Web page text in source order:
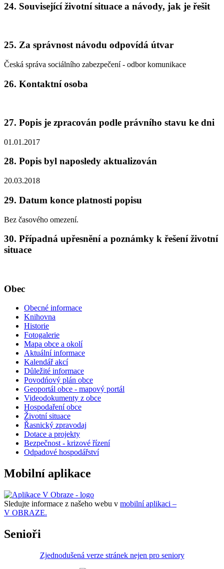
24. Související životní situace a návody, jak je řešit
25. Za správnost návodu odpovídá útvar
Česká správa sociálního zabezpečení - odbor komunikace
26. Kontaktní osoba
27. Popis je zpracován podle právního stavu ke dni
01.01.2017
28. Popis byl naposledy aktualizován
20.03.2018
29. Datum konce platnosti popisu
Bez časového omezení.
30. Případná upřesnění a poznámky k řešení životní
situace
Obec
Obecné informace
Knihovna
Historie
Fotogalerie
Mapa obce a okolí
Aktuální informace
Kalendář akcí
Důležité informace
Povodńový plán obce
Geoportál obce - mapový portál
Videodokumenty z obce
Hospodaření obce
Životní situace
Řasnický zpravodaj
Dotace a projekty
Bezpečnost - krizové řízení
Odpadové hospodářství
Mobilní aplikace
Sledujte informace z našeho webu v mobilní aplikaci –
V OBRAZE.
Senioři
Zjednodušená verze stránek nejen pro seniory